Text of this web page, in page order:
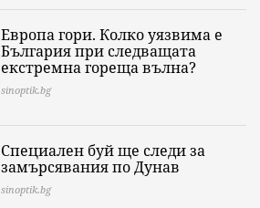
Европа гори. Колко уязвима е
България при следващата
екстремна гореща вълна?
sinoptik.bg
Специален буй ще следи за
замърсявания по Дунав
sinoptik.bg